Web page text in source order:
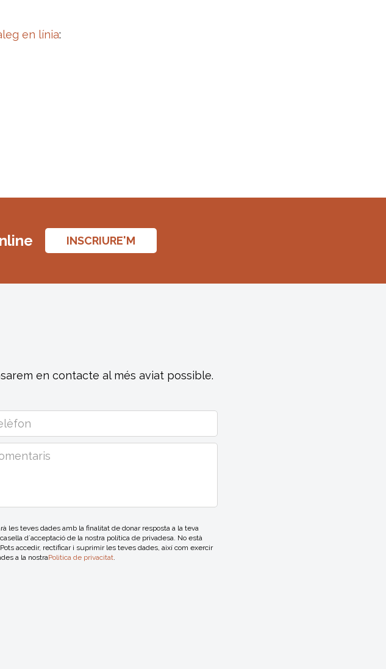
en línia:
INSCRIURE'M
en contacte al més aviat possible.
les teves dades amb la finalitat de donar resposta a la teva
d´acceptació de la nostra política de privadesa. No està
accedir, rectificar i suprimir les teves dades, així com exercir
a la nostraPolitica de privacitat.